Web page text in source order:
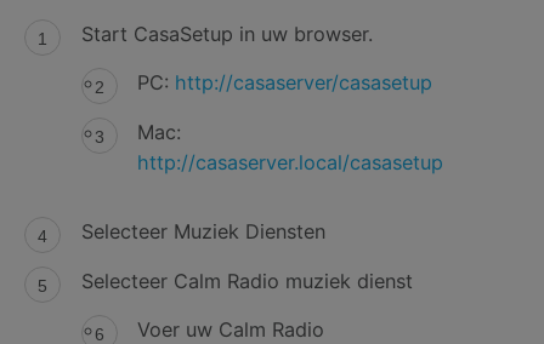
Start CasaSetup in uw browser.
PC: http://casaserver/casasetup
Mac:
http://casaserver.local/casasetup
Selecteer Muziek Diensten
Selecteer Calm Radio muziek dienst
Voer uw Calm Radio